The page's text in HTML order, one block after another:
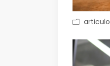
articulo